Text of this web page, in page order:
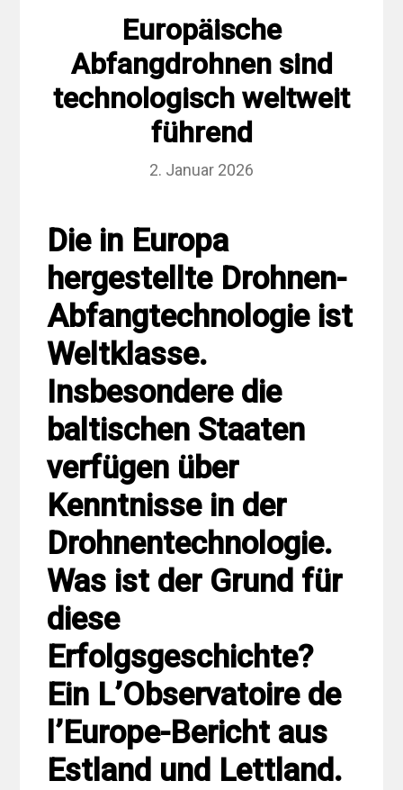
Europäische
Abfangdrohnen sind
technologisch weltweit
führend
2. Januar 2026
Die in Europa
hergestellte Drohnen-
Abfangtechnologie ist
Weltklasse.
Insbesondere die
baltischen Staaten
verfügen über
Kenntnisse in der
Drohnentechnologie.
Was ist der Grund für
diese
Erfolgsgeschichte?
Ein L’Observatoire de
l’Europe-Bericht aus
Estland und Lettland.